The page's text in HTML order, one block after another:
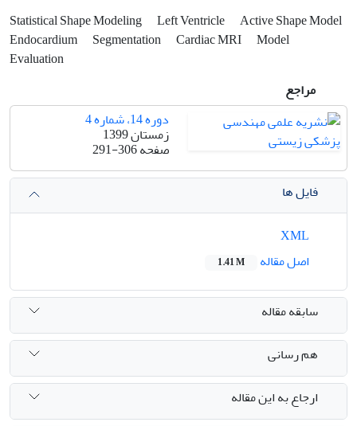
Statistical Shape Modeling Left Ventricle
Active Shape Model
Endocardium
Segmentation Cardiac MRI
Model
Evaluation
مراجع
دوره 14، شماره 4
زمستان 1399
صفحه291-306
فایل ها
اصل مقاله
1.41 M
سابقه مقاله
هم رسانی
ارجاع به این مقاله